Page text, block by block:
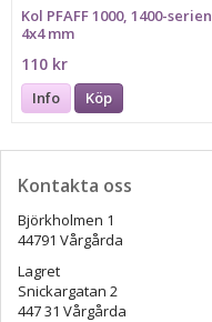
Kol PFAFF 1000, 1400-serien
4x4 mm
110 kr
Info Köp
Kontakta oss
Björkholmen 1
44791 Vårgårda
Lagret
Snickargatan 2
447 31 Vårgårda